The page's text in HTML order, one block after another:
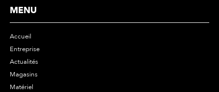
MENU
Accueil
Entreprise
Actualités
Magasins
Matériel